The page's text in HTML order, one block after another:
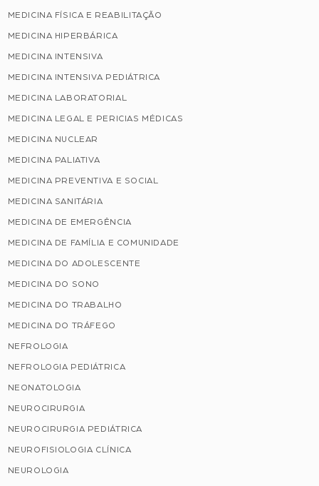
MEDICINA FÍSICA E REABILITAÇÃO
MEDICINA HIPERBÁRICA
MEDICINA INTENSIVA
MEDICINA INTENSIVA PEDIÁTRICA
MEDICINA LABORATORIAL
MEDICINA LEGAL E PERICIAS MÉDICAS
MEDICINA NUCLEAR
MEDICINA PALIATIVA
MEDICINA PREVENTIVA E SOCIAL
MEDICINA SANITÁRIA
MEDICINA DE EMERGÊNCIA
MEDICINA DE FAMÍLIA E COMUNIDADE
MEDICINA DO ADOLESCENTE
MEDICINA DO SONO
MEDICINA DO TRABALHO
MEDICINA DO TRÁFEGO
NEFROLOGIA
NEFROLOGIA PEDIÁTRICA
NEONATOLOGIA
NEUROCIRURGIA
NEUROCIRURGIA PEDIÁTRICA
NEUROFISIOLOGIA CLÍNICA
NEUROLOGIA